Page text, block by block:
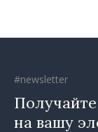
#newsletter
на вашу